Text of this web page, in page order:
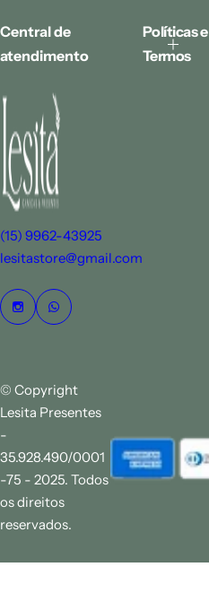
r
a
Central de
atendimento
(15) 9962-43925
lesitastore@gmail.com
Políticas e
Termos
© Copyright
Lesita Presentes
-
35.928.490/0001
-75 - 2025. Todos
os direitos
reservados.